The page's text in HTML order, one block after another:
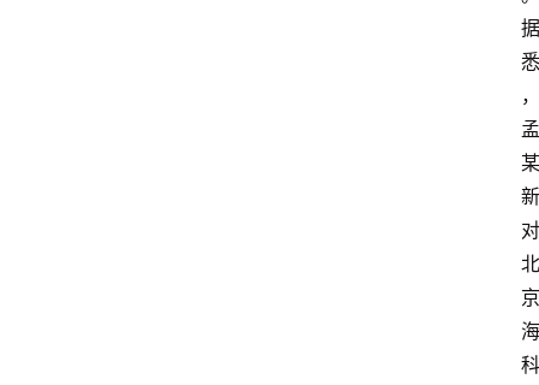
据
悉
，
孟
某
新
对
北
京
海
科